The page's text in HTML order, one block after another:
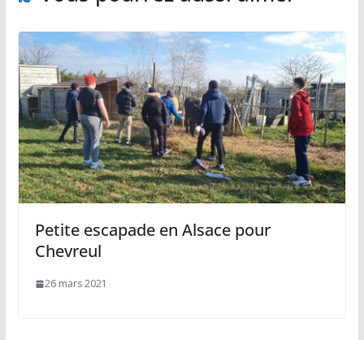
Petite escapade en Alsace pour
Chevreul
26 mars 2021